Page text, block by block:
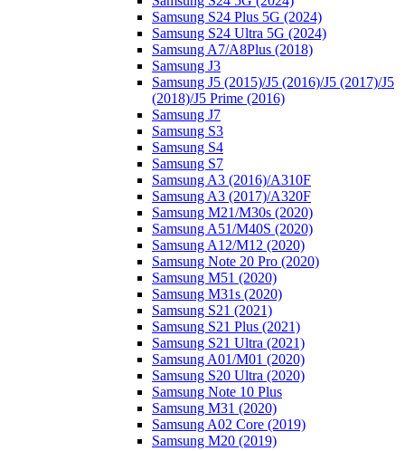
Samsung S24 Plus 5G (2024)
Samsung S24 Ultra 5G (2024)
Samsung A7/A8Plus (2018)
Samsung J3
Samsung J5 (2015)/J5 (2016)/J5 (2017)/J5
(2018)/J5 Prime (2016)
Samsung J7
Samsung S3
Samsung S4
Samsung S7
Samsung A3 (2016)/A310F
Samsung A3 (2017)/A320F
Samsung M21/M30s (2020)
Samsung A51/M40S (2020)
Samsung A12/M12 (2020)
Samsung Note 20 Pro (2020)
Samsung M51 (2020)
Samsung M31s (2020)
Samsung S21 (2021)
Samsung S21 Plus (2021)
Samsung S21 Ultra (2021)
Samsung A01/M01 (2020)
Samsung S20 Ultra (2020)
Samsung Note 10 Plus
Samsung M31 (2020)
Samsung A02 Core (2019)
Samsung M20 (2019)